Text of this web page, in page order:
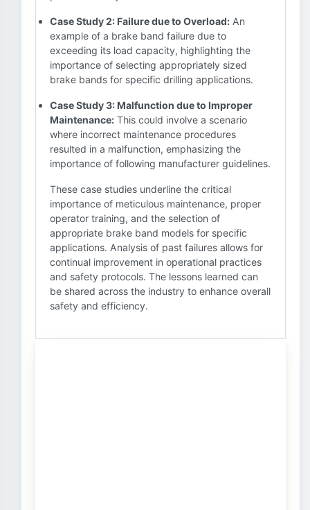
Case Study 2: Failure due to Overload: An
example of a brake band failure due to
exceeding its load capacity, highlighting the
importance of selecting appropriately sized
brake bands for specific drilling applications.
Case Study 3: Malfunction due to Improper
Maintenance: This could involve a scenario
where incorrect maintenance procedures
resulted in a malfunction, emphasizing the
importance of following manufacturer guidelines.
These case studies underline the critical
importance of meticulous maintenance, proper
operator training, and the selection of
appropriate brake band models for specific
applications. Analysis of past failures allows for
continual improvement in operational practices
and safety protocols. The lessons learned can
be shared across the industry to enhance overall
safety and efficiency.